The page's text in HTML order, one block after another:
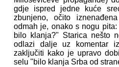
gdje ispred jedne kuće
zbunjeno, očito
odmah je, onako s nogu
bilo klanja?" Starica nešto
odlazi dalje uz komentar
zaključiti kako je upravo
selu "bilo klanja Srba od